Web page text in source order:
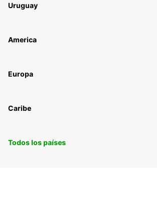
Uruguay
America
Europa
Caribe
Todos los países